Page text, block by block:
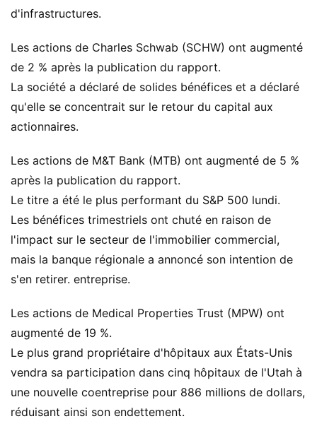
d'infrastructures.
Les actions de Charles Schwab (SCHW) ont augmenté
de 2 % après la publication du rapport.
La société a déclaré de solides bénéfices et a déclaré
qu'elle se concentrait sur le retour du capital aux
actionnaires.
Les actions de M&T Bank (MTB) ont augmenté de 5 %
après la publication du rapport.
Le titre a été le plus performant du S&P 500 lundi.
Les bénéfices trimestriels ont chuté en raison de
l'impact sur le secteur de l'immobilier commercial,
mais la banque régionale a annoncé son intention de
s'en retirer. entreprise.
Les actions de Medical Properties Trust (MPW) ont
augmenté de 19 %.
Le plus grand propriétaire d'hôpitaux aux États-Unis
vendra sa participation dans cinq hôpitaux de l'Utah à
une nouvelle coentreprise pour 886 millions de dollars,
réduisant ainsi son endettement.